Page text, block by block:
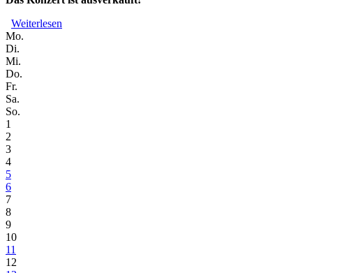
Weiterlesen
Mo.
Di.
Mi.
Do.
Fr.
Sa.
So.
1
2
3
4
5
6
7
8
9
10
11
12